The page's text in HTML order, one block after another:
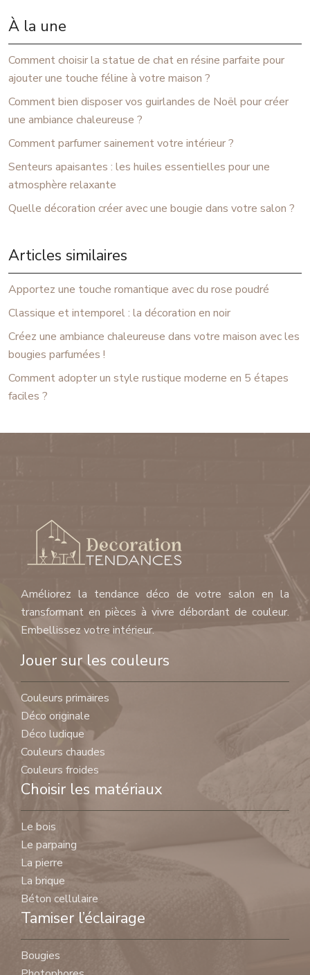
À la une
Comment choisir la statue de chat en résine parfaite pour
ajouter une touche féline à votre maison ?
Comment bien disposer vos guirlandes de Noël pour créer
une ambiance chaleureuse ?
Comment parfumer sainement votre intérieur ?
Senteurs apaisantes : les huiles essentielles pour une
atmosphère relaxante
Quelle décoration créer avec une bougie dans votre salon ?
Articles similaires
Apportez une touche romantique avec du rose poudré
Classique et intemporel : la décoration en noir
Créez une ambiance chaleureuse dans votre maison avec les
bougies parfumées !
Comment adopter un style rustique moderne en 5 étapes
faciles ?
Améliorez la tendance déco de votre salon en la
transformant en pièces à vivre débordant de couleur.
Embellissez votre intérieur.
Jouer sur les couleurs
Couleurs primaires
Déco originale
Déco ludique
Couleurs chaudes
Couleurs froides
Choisir les matériaux
Le bois
Le parpaing
La pierre
La brique
Béton cellulaire
Tamiser l’éclairage
Bougies